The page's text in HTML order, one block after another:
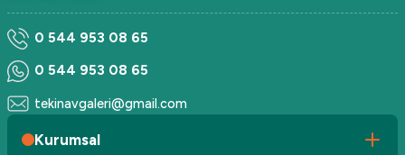
0 544 953 08 65
0 544 953 08 65
tekinavgaleri@gmail.com
Kurumsal